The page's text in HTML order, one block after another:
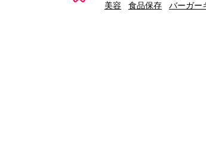
美容
食品保存 バーガー